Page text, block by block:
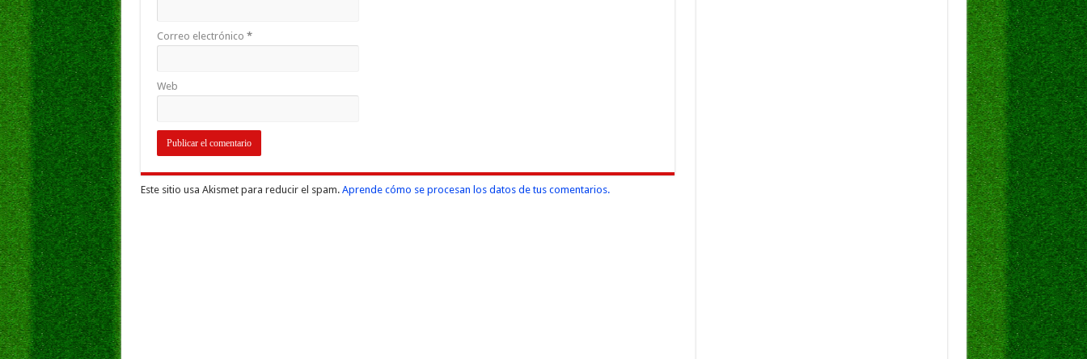
Correo electrónico *
Web
Este sitio usa Akismet para reducir el spam. Aprende cómo se procesan los datos de tus comentarios.